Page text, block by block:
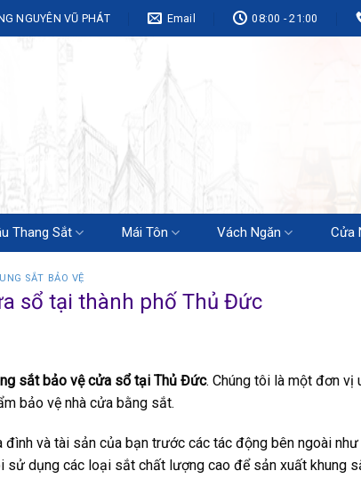
NGUYÊN VŨ PHÁT Email 08:00 - 21:00
Thang Sắt Mái Tôn Vách Ngăn Cửa
SẮT BẢO VỆ
sổ tại thành phố Thủ Đức
sắt bảo vệ cửa sổ tại Thủ Đức. Chúng tôi là một đơn vị
bảo vệ nhà cửa bằng sắt.
và tài sản của bạn trước các tác động bên ngoài
sử dụng các loại sắt chất lượng cao để sản xuất khung